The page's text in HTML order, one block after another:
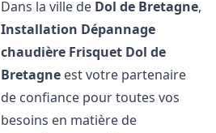
Dans la ville de Dol de Bretagne,
Installation Dépannage
chaudière Frisquet Dol de
Bretagne est votre partenaire
de confiance pour toutes vos
besoins en matière de